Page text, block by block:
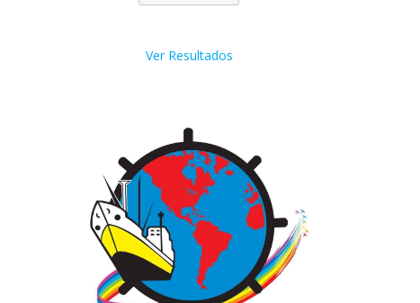
Ver Resultados